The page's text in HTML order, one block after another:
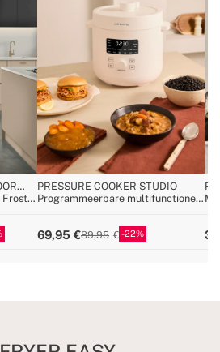
Frost
PRESSURE COOKER STUDIO
Programmeerbare multifunctionele
69,95 89,95 22